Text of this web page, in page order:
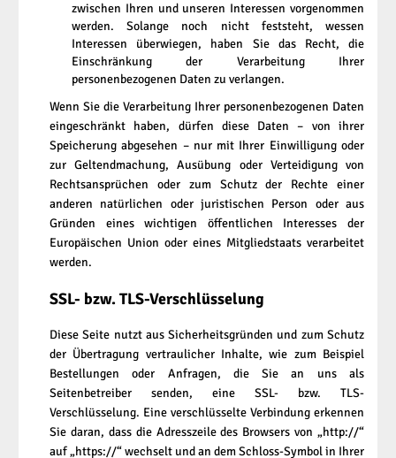
zwischen Ihren und unseren Interessen vorgenommen
werden. Solange noch nicht feststeht, wessen
Interessen überwiegen, haben Sie das Recht, die
Einschränkung der Verarbeitung Ihrer
personenbezogenen Daten zu verlangen.
Wenn Sie die Verarbeitung Ihrer personenbezogenen Daten
eingeschränkt haben, dürfen diese Daten – von ihrer
Speicherung abgesehen – nur mit Ihrer Einwilligung oder
zur Geltendmachung, Ausübung oder Verteidigung von
Rechtsansprüchen oder zum Schutz der Rechte einer
anderen natürlichen oder juristischen Person oder aus
Gründen eines wichtigen öffentlichen Interesses der
Europäischen Union oder eines Mitgliedstaats verarbeitet
werden.
SSL- bzw. TLS-Verschlüsselung
Diese Seite nutzt aus Sicherheitsgründen und zum Schutz
der Übertragung vertraulicher Inhalte, wie zum Beispiel
Bestellungen oder Anfragen, die Sie an uns als
Seitenbetreiber senden, eine SSL- bzw. TLS-
Verschlüsselung. Eine verschlüsselte Verbindung erkennen
Sie daran, dass die Adresszeile des Browsers von „http://“
auf „https://“ wechselt und an dem Schloss-Symbol in Ihrer